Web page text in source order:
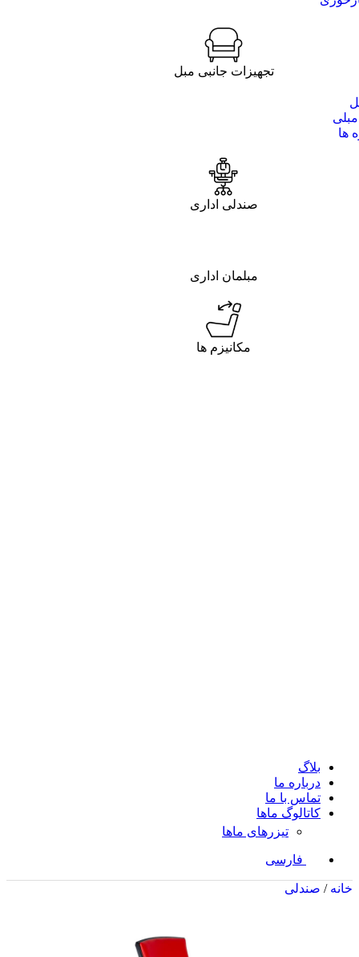
تجهیزات جانبی مبل
ها
صندلی اداری
مبلمان اداری
مکانیزم ها
بلاگ
درباره ما
تماس با ما
کاتالوگ ماها
تیزرهای ماها
فارسی
خانه/ صندلی